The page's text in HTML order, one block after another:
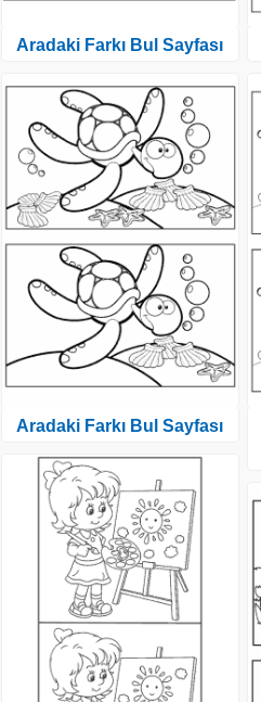
Aradaki Farkı Bul Sayfası
Aradaki Farkı Bul Sayfası